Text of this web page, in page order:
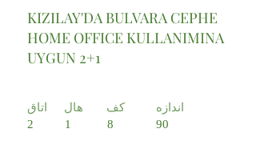
KIZILAY'DA BULVARA CEPHE
HOME OFFICE KULLANIMINA
UYGUN 2+1
اتاق
2
هال
1
کف
8
اندازه
90